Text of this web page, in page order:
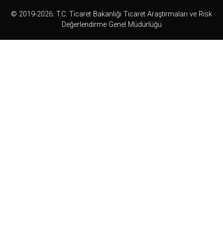
© 2019-2026. T.C. Ticaret Bakanlığı Ticaret Araştırmaları ve Risk
Değerlendirme Genel Müdürlüğü